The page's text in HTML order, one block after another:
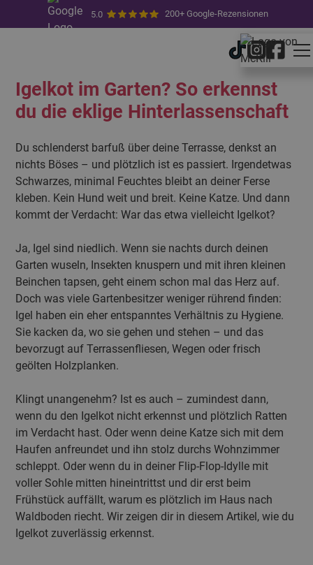
5.0 200+ Google-Rezensionen
Sara Masouleh
Igelkot im Garten? So erkennst
du die eklige Hinterlassenschaft
Du schlenderst barfuß über deine Terrasse, denkst an
nichts Böses – und plötzlich ist es passiert. Irgendetwas
Schwarzes, minimal Feuchtes bleibt an deiner Ferse
kleben. Kein Hund weit und breit. Keine Katze. Und dann
kommt der Verdacht: War das etwa vielleicht Igelkot?
Ja, Igel sind niedlich. Wenn sie nachts durch deinen
Garten wuseln, Insekten knuspern und mit ihren kleinen
Beinchen tapsen, geht einem schon mal das Herz auf.
Doch was viele Gartenbesitzer weniger rührend finden:
Igel haben ein eher entspanntes Verhältnis zu Hygiene.
Sie kacken da, wo sie gehen und stehen – und das
bevorzugt auf Terrassenfliesen, Wegen oder frisch
geölten Holzplanken.
Klingt unangenehm? Ist es auch – zumindest dann,
wenn du den Igelkot nicht erkennst und plötzlich Ratten
im Verdacht hast. Oder wenn deine Katze sich mit dem
Haufen anfreundet und ihn stolz durchs Wohnzimmer
schleppt. Oder wenn du in deiner Flip-Flop-Idylle mit
voller Sohle mitten hineintrittst und dir erst beim
Frühstück auffällt, warum es plötzlich im Haus nach
Waldboden riecht. Wir zeigen dir in diesem Artikel, wie du
Igelkot zuverlässig erkennst.